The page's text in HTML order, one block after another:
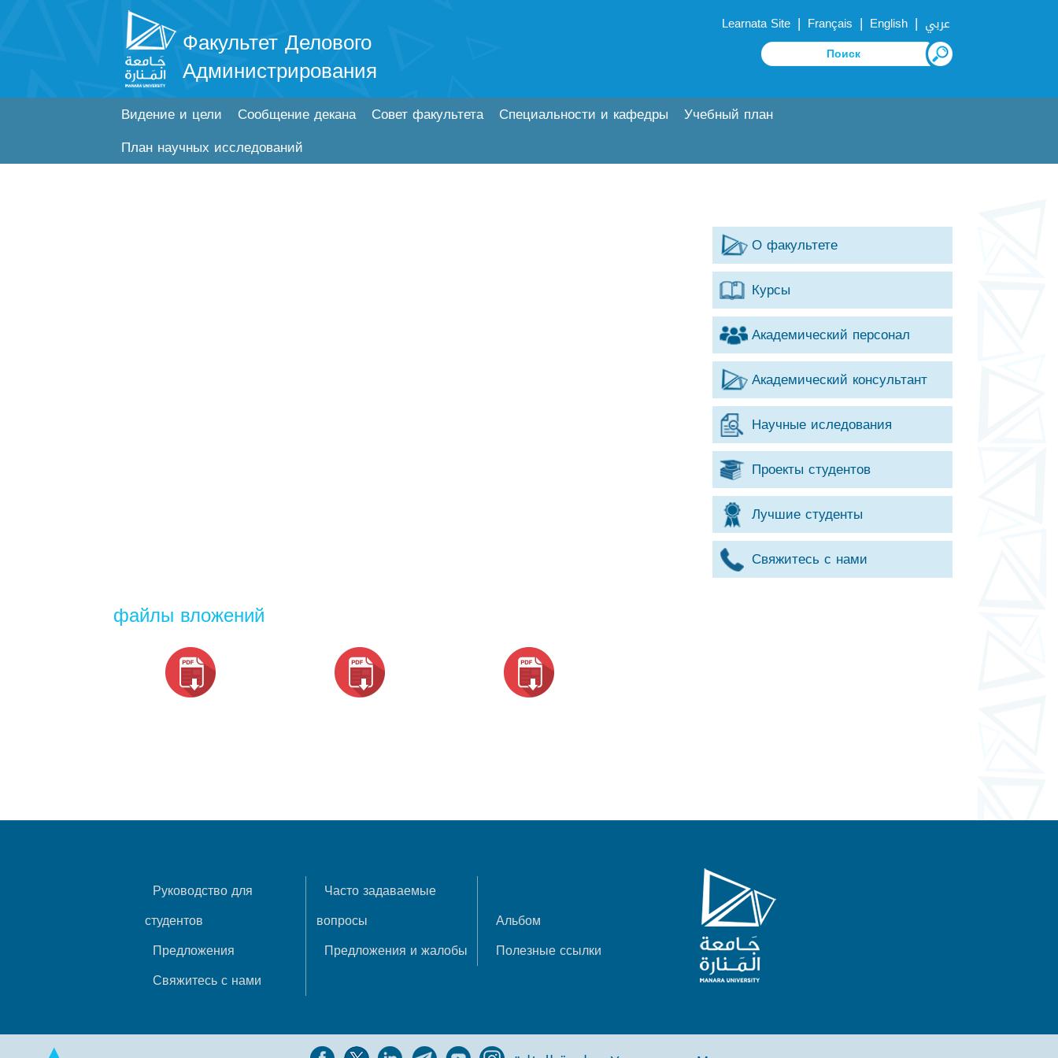
Факультет Делового
Администрирования
Learnata Site | Français | English | عربي
Видение и цели Сообщение декана Совет факультета Специальности и кафедры
Учебный план
План научных исследований
О факультете
Курсы
Академический персонал
Академический консультант
Научные иследования
Проекты студентов
Лучшие студенты
Свяжитесь с нами
файлы вложений
Руководство для
студентов
Часто задаваемые
вопросы
Альбом
Предложения
Предложения и жалобы
Полезные ссылки
Свяжитесь с нами